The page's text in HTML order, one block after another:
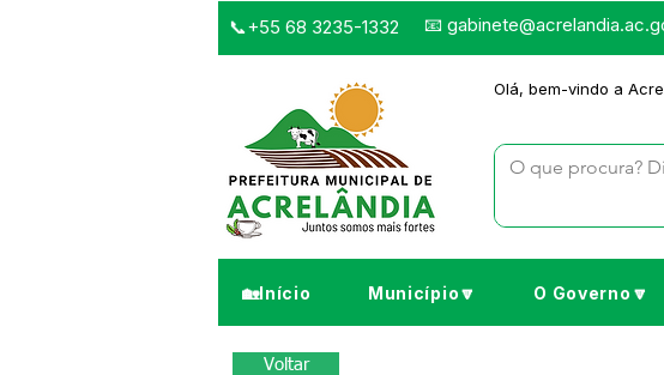
📞+55 68 3235-1332 📧
Olá, bem-vindo a
🏡Início Município🔽 O Governo🔽
Voltar